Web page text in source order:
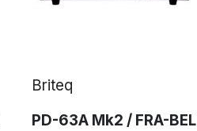
Briteq
PD-63A Mk2 / FRA-BEL